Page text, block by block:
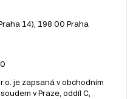
14), 198 00 Praha
je zapsaná v obchodním
v Praze, oddíl C,